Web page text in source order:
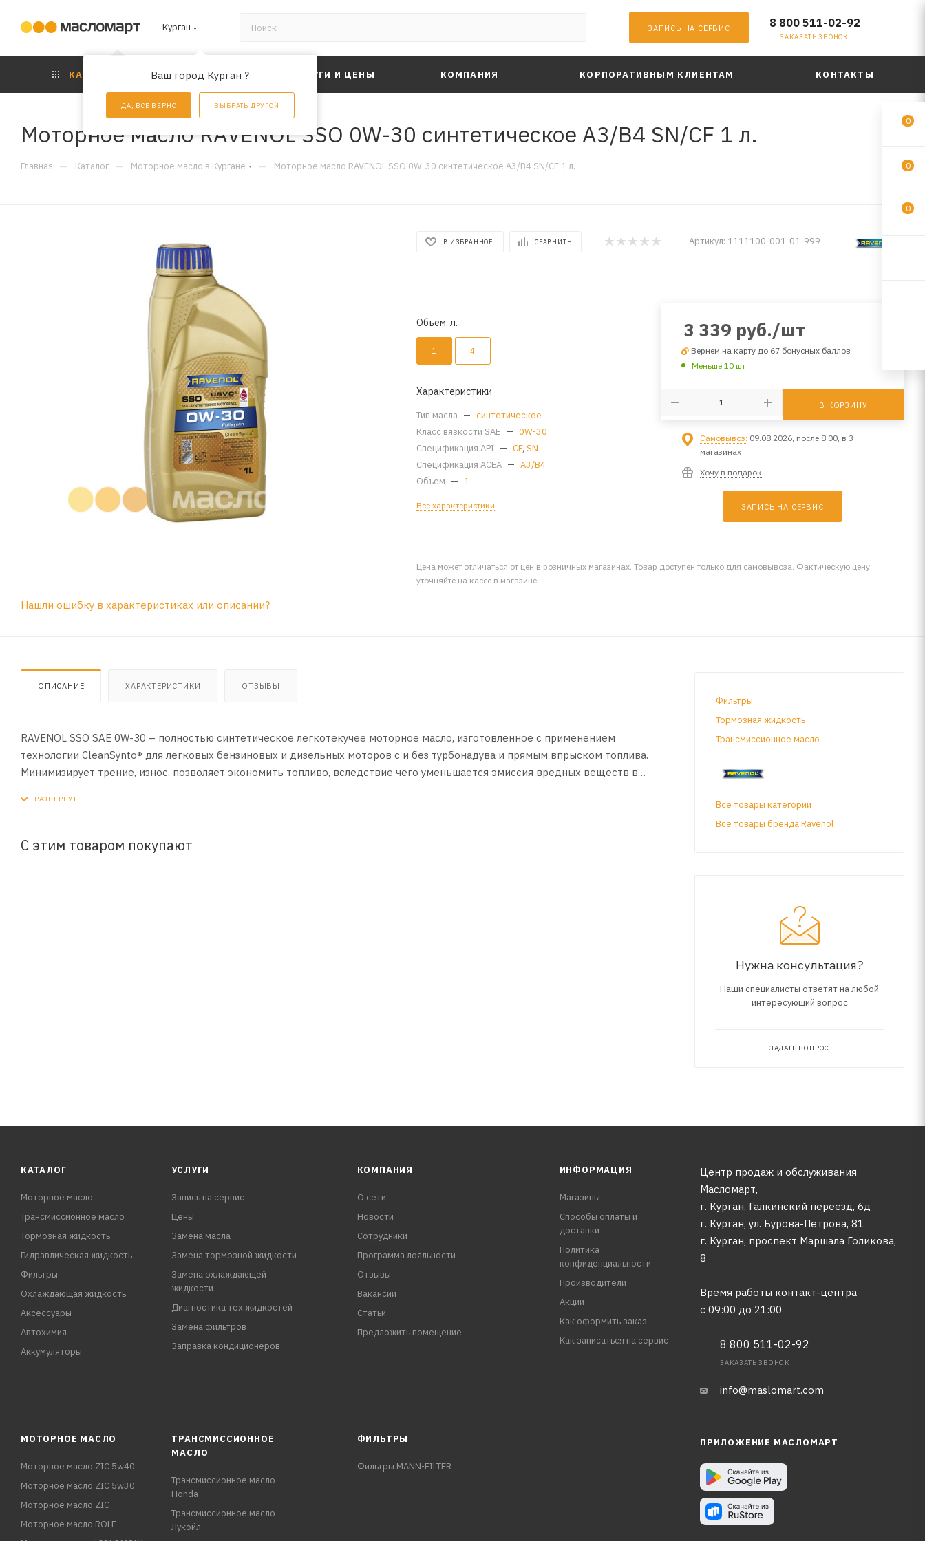
Курган
Ваш город Курган ?
ДА, ВСЕ ВЕРНО ВЫБРАТЬ ДРУГОЙ
ЗАПИСЬ НА СЕРВИС 8 800 511-02-92
ЗАКАЗАТЬ ЗВОНОК
КАТАЛОГ АКЦИИ УСЛУГИ И ЦЕНЫ КОМПАНИЯ КОРПОРАТИВНЫМ КЛИЕНТАМ КОНТАКТЫ
Моторное масло RAVENOL SSO 0W-30 синтетическое A3/B4 SN/CF 1 л.
Главная — Каталог — Моторное масло в Кургане — Моторное масло RAVENOL SSO 0W-30 синтетическое A3/B4 SN/CF 1 л.
В ИЗБРАННОЕ СРАВНИТЬ Артикул: 1111100-001-01-999
Объем, л.
1 4
Характеристики
Тип масла — синтетическое
Класс вязкости SAE — 0W-30
Спецификация API — CF,SN
Спецификация ACEA — A3/B4
Объем — 1
Все характеристики
3 339 руб./шт
Вернем на карту до 67 бонусных баллов
Меньше 10 шт
В КОРЗИНУ
Самовывоз: 09.08.2026, после 8:00, в 3
магазинах
Хочу в подарок
ЗАПИСЬ НА СЕРВИС
Цена может отличаться от цен в розничных магазинах. Товар доступен только для самовывоза. Фактическую цену
уточняйте на кассе в магазине
Нашли ошибку в характеристиках или описании?
ОПИСАНИЕ ХАРАКТЕРИСТИКИ ОТЗЫВЫ
RAVENOL SSO SAE 0W-30 – полностью синтетическое легкотекучее моторное масло, изготовленное с применением
технологии CleanSynto® для легковых бензиновых и дизельных моторов с и без турбонадува и прямым впрыском топлива.
Минимизирует трение, износ, позволяет экономить топливо, вследствие чего уменьшается эмиссия вредных веществ в
Применение RAVENOL® Super Synthetic SSO SAE 0W-30 обеспечивает:
С этим товаром покупают
Фильтры
Тормозная жидкость
Трансмиссионное масло
Все товары категории
Все товары бренда Ravenol
Нужна консультация?
Наши специалисты ответят на любой
интересующий вопрос
ЗАДАТЬ ВОПРОС
КАТАЛОГ
Моторное масло
Трансмиссионное масло
Тормозная жидкость
Гидравлическая жидкость
Фильтры
Охлаждающая жидкость
Аксессуары
Автохимия
Аккумуляторы
УСЛУГИ
Запись на сервис
Цены
Замена масла
Замена тормозной жидкости
Замена охлаждающей
жидкости
Диагностика тех.жидкостей
Замена фильтров
Заправка кондиционеров
КОМПАНИЯ
О сети
Новости
Сотрудники
Программа лояльности
Отзывы
Вакансии
Статьи
Предложить помещение
ИНФОРМАЦИЯ
Магазины
Способы оплаты и
доставки
Политика
конфиденциальности
Производители
Акции
Как оформить заказ
Как записаться на сервис
Центр продаж и обслуживания
Масломарт,
г. Курган, Галкинский переезд, 6д
г. Курган, ул. Бурова-Петрова, 81
г. Курган, проспект Маршала Голикова,
8
Время работы контакт-центра
с 09:00 до 21:00
8 800 511-02-92
ЗАКАЗАТЬ ЗВОНОК
info@maslomart.com
МОТОРНОЕ МАСЛО
Моторное масло ZIC 5w40
Моторное масло ZIC 5w30
Моторное масло ZIC
Моторное масло ROLF
ТРАНСМИССИОННОЕ
МАСЛО
Трансмиссионное масло
Honda
Трансмиссионное масло
Лукойл
ФИЛЬТРЫ
Фильтры MANN-FILTER
ПРИЛОЖЕНИЕ МАСЛОМАРТ
0
0
0